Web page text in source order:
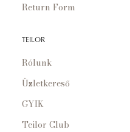
Return Form
TEILOR
Rólunk
Üzletkereső
GYIK
Teilor Club